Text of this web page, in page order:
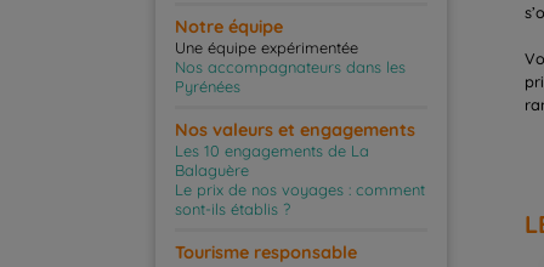
Notre équipe
Une équipe expérimentée
Nos accompagnateurs dans les
Pyrénées
Nos valeurs et engagements
Les 10 engagements de La
Balaguère
Le prix de nos voyages : comment
sont-ils établis ?
Tourisme responsable